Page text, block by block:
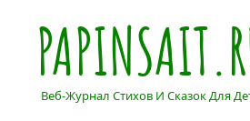
Веб-Журнал Стихов И Сказок Для